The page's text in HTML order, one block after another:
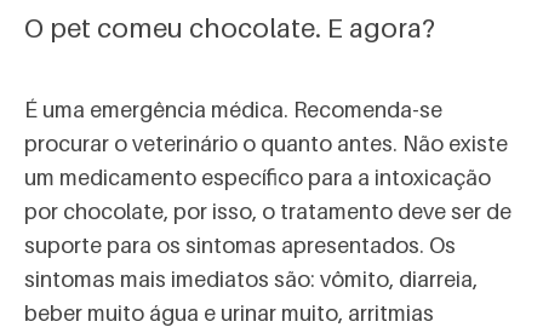
O pet comeu chocolate. E agora?
É uma emergência médica. Recomenda-se
procurar o veterinário o quanto antes. Não existe
um medicamento específico para a intoxicação
por chocolate, por isso, o tratamento deve ser de
suporte para os sintomas apresentados. Os
sintomas mais imediatos são: vômito, diarreia,
beber muito água e urinar muito, arritmias